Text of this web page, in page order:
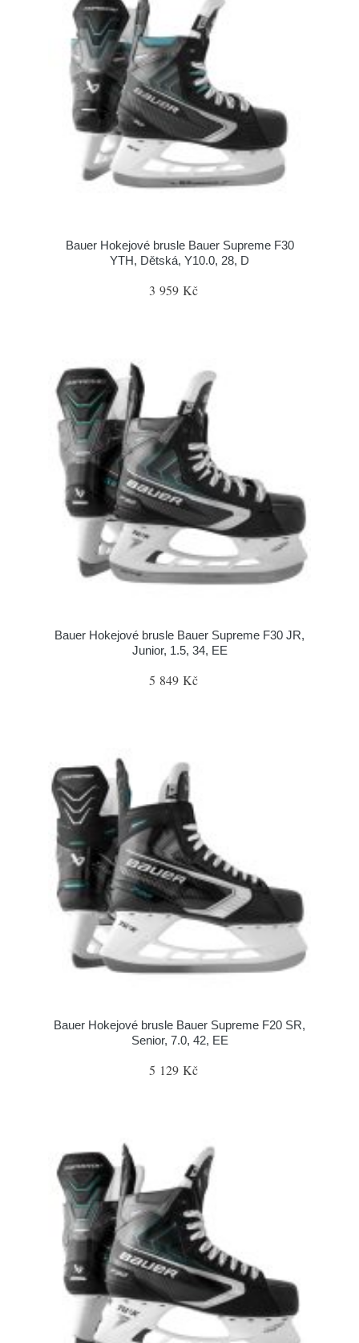
Bauer Hokejové brusle Bauer Supreme F30
YTH, Dětská, Y10.0, 28, D
3 959 Kč
Bauer Hokejové brusle Bauer Supreme F30 JR,
Junior, 1.5, 34, EE
5 849 Kč
Bauer Hokejové brusle Bauer Supreme F20 SR,
Senior, 7.0, 42, EE
5 129 Kč